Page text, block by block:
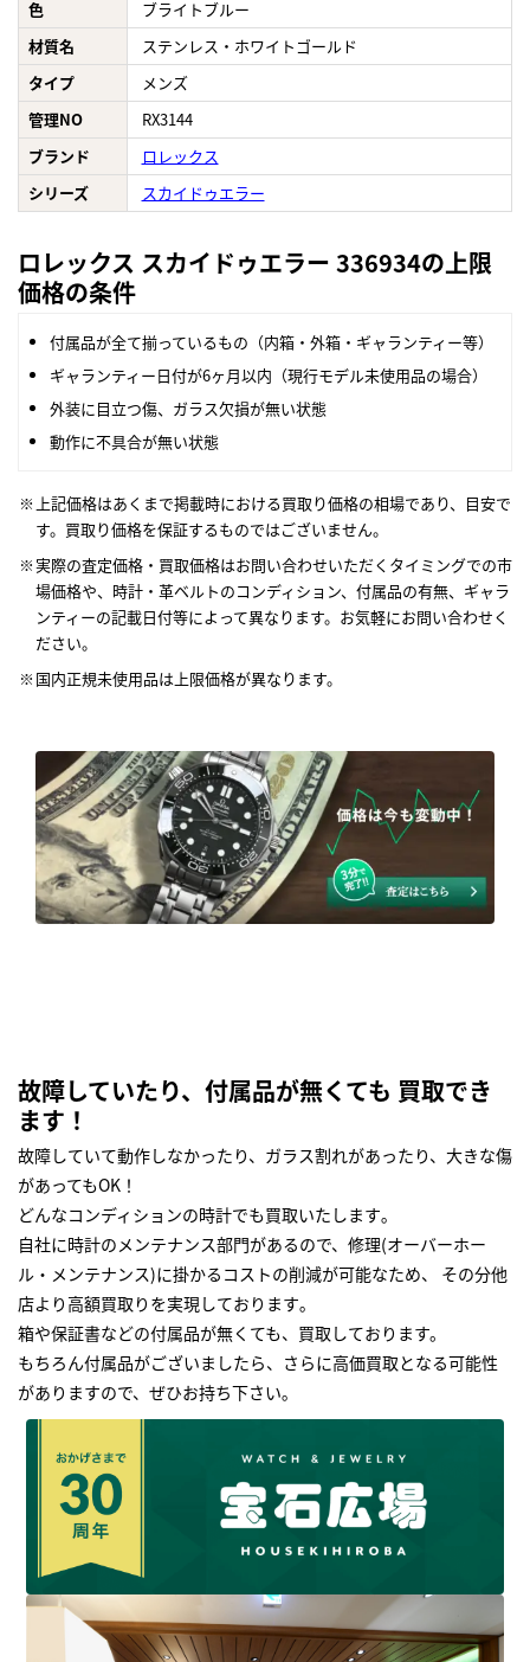
色
ブライトブルー
材質名
ステンレス・ホワイトゴールド
タイプ
メンズ
管理NO
RX3144
ブランド
ロレックス
シリーズ
スカイドゥエラー
ロレックス スカイドゥエラー 336934の上限
価格の条件
付属品が全て揃っているもの（内箱・外箱・ギャランティー等）
ギャランティー日付が6ヶ月以内（現行モデル未使用品の場合）
外装に目立つ傷、ガラス欠損が無い状態
動作に不具合が無い状態
上記価格はあくまで掲載時における買取り価格の相場であり、目安で
す。買取り価格を保証するものではございません。
実際の査定価格・買取価格はお問い合わせいただくタイミングでの市
場価格や、時計・革ベルトのコンディション、付属品の有無、ギャラ
ンティーの記載日付等によって異なります。お気軽にお問い合わせく
ださい。
国内正規未使用品は上限価格が異なります。
故障していたり、付属品が無くても 買取でき
ます！
故障していて動作しなかったり、ガラス割れがあったり、大きな傷
があってもOK！
どんなコンディションの時計でも買取いたします｡
自社に時計のメンテナンス部門があるので、修理(オーバーホー
ル・メンテナンス)に掛かるコストの削減が可能なため、 その分他
店より高額買取りを実現しております｡
箱や保証書などの付属品が無くても、買取しております。
もちろん付属品がございましたら、さらに高価買取となる可能性
がありますので、ぜひお持ち下さい｡